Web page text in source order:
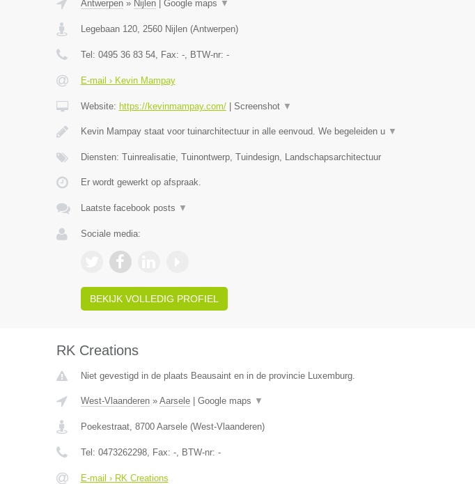
Antwerpen» Nijlen| Google maps ▼
Legebaan 120, 2560 Nijlen(Antwerpen)
Tel: 0495 36 83 54, Fax: -, BTW-nr: -
E-mail › Kevin Mampay
Website: https://kevinmampay.com/| Screenshot ▼
Kevin Mampay staat voor tuinarchitectuur in alle eenvoud. We begeleiden u ▼
Diensten: Tuinrealisatie, Tuinontwerp, Tuindesign, Landschapsarchitectuur
Er wordt gewerkt op afspraak.
Laatste facebook posts ▼
Sociale media:
BEKIJK VOLLEDIG PROFIEL
RK Creations
Niet gevestigd in de plaats Beausaint en in de provincie Luxemburg.
West-Vlaanderen» Aarsele| Google maps ▼
Poekestraat, 8700 Aarsele(West-Vlaanderen)
Tel: 0473262298, Fax: -, BTW-nr: -
E-mail › RK Creations